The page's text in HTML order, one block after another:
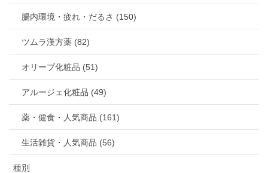
腸内環境・疲れ・だるさ (150)
ツムラ漢方薬 (82)
オリーブ化粧品 (51)
アルージェ化粧品 (49)
薬・健食・人気商品 (161)
生活雑貨・人気商品 (56)
種別